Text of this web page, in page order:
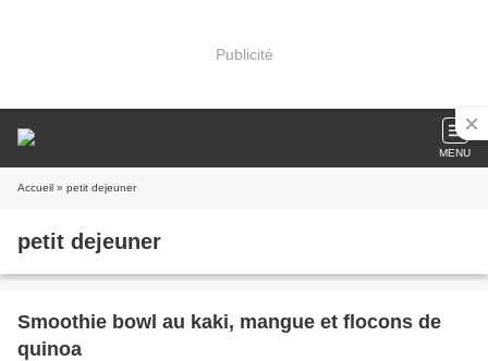
Publicité
MENU
Accueil » petit dejeuner
petit dejeuner
Smoothie bowl au kaki, mangue et flocons de
quinoa